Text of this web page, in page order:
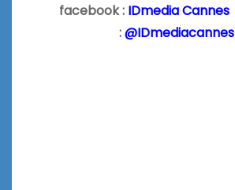
facebook : IDmedia Cannes
:@IDmediacannes